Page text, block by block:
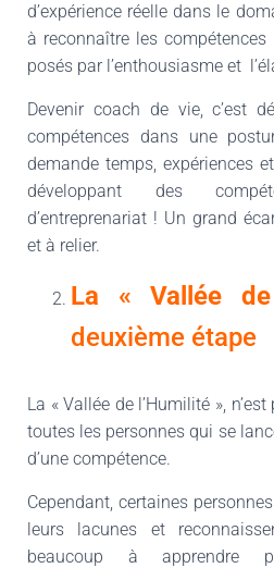
d’expérience réelle dans le
à reconnaître les
posés par l’enthousiasme et
Devenir coach de vie, c’est
compétences dans une
demande temps, expériences
développant des
d’entreprenariat ! Un grand
et à relier.
La « Vallée
deuxième étape
La « Vallée de l’Humilité »,
toutes les personnes qui se
d’une compétence.
Cependant, certaines
leurs lacunes et
beaucoup à apprendre